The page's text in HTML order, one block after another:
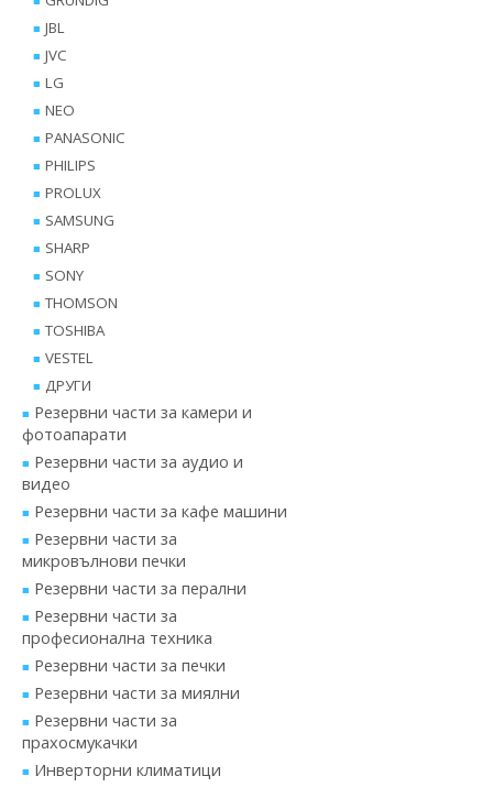
JBL
JVC
LG
NEO
PANASONIC
PHILIPS
PROLUX
SAMSUNG
SHARP
SONY
THOMSON
TOSHIBA
VESTEL
ДРУГИ
Резервни части за камери и
фотоапарати
Резервни части за аудио и
видео
Резервни части за кафе машини
Резервни части за
микровълнови печки
Резервни части за перални
Резервни части за
професионална техника
Резервни части за печки
Резервни части за миялни
Резервни части за
прахосмукачки
Инверторни климатици